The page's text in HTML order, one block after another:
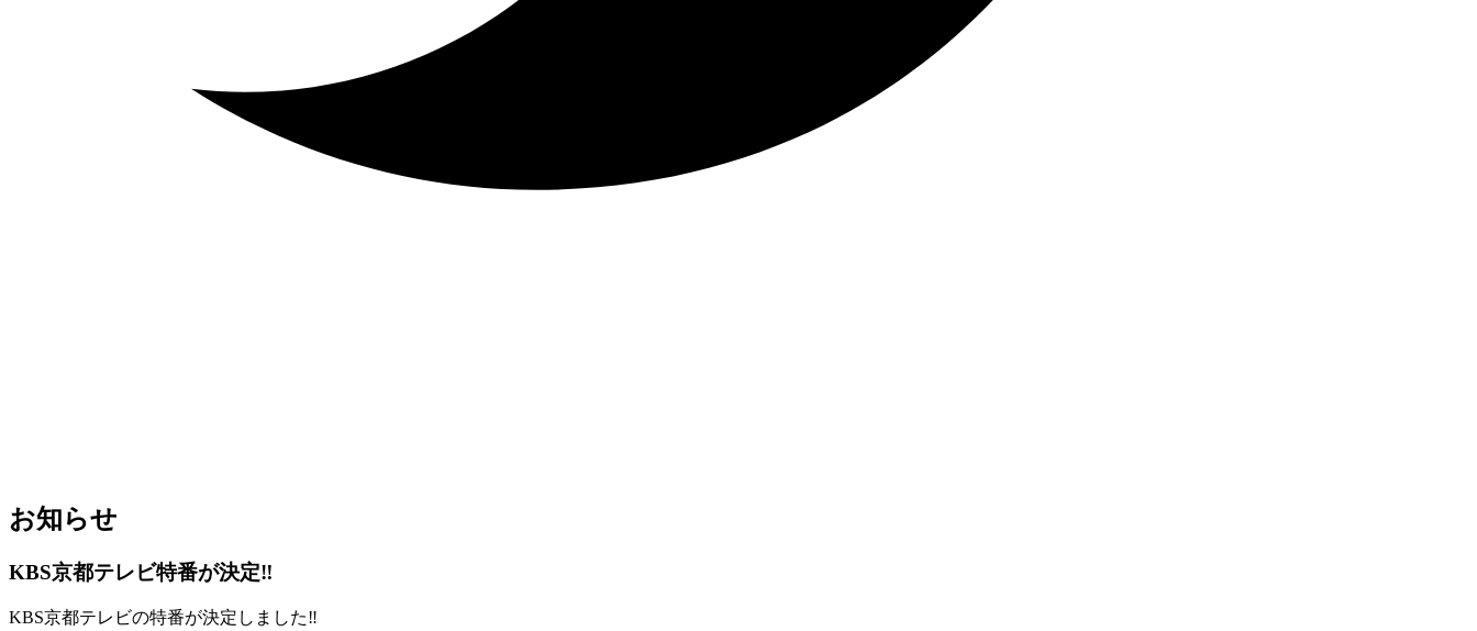
お知らせ
KBS京都テレビ特番が決定‼
KBS京都テレビの特番が決定しました‼